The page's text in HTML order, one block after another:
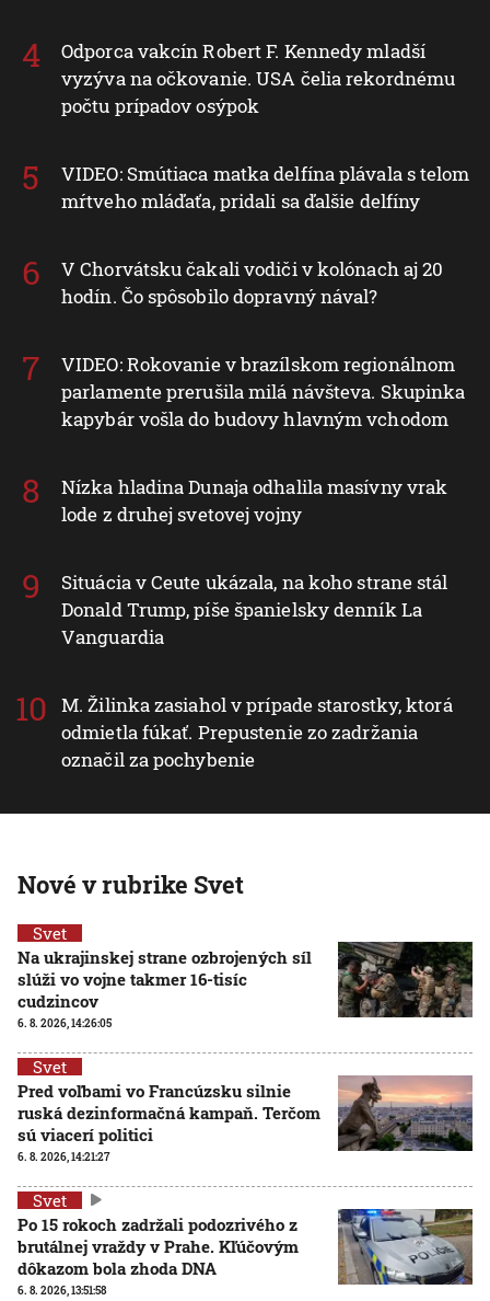
Odporca vakcín Robert F. Kennedy mladší
vyzýva na očkovanie. USA čelia rekordnému
počtu prípadov osýpok
VIDEO: Smútiaca matka delfína plávala s telom
mŕtveho mláďaťa, pridali sa ďalšie delfíny
V Chorvátsku čakali vodiči v kolónach aj 20
hodín. Čo spôsobilo dopravný nával?
VIDEO: Rokovanie v brazílskom regionálnom
parlamente prerušila milá návšteva. Skupinka
kapybár vošla do budovy hlavným vchodom
Nízka hladina Dunaja odhalila masívny vrak
lode z druhej svetovej vojny
Situácia v Ceute ukázala, na koho strane stál
Donald Trump, píše španielsky denník La
Vanguardia
M. Žilinka zasiahol v prípade starostky, ktorá
odmietla fúkať. Prepustenie zo zadržania
označil za pochybenie
Nové v rubrike Svet
Svet
Na ukrajinskej strane ozbrojených síl
slúži vo vojne takmer 16-tisíc
cudzincov
6. 8. 2026, 14:26:05
Svet
Pred voľbami vo Francúzsku silnie
ruská dezinformačná kampaň. Terčom
sú viacerí politici
6. 8. 2026, 14:21:27
Svet
Po 15 rokoch zadržali podozrivého z
brutálnej vraždy v Prahe. Kľúčovým
dôkazom bola zhoda DNA
6. 8. 2026, 13:51:58